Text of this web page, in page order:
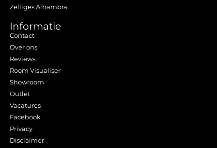
Zelliges Alhambra
Informatie
Contact
Over ons
Reviews
Room Visualiser
Showroom
Outlet
Vacatures
Facebook
Privacy
Disclaimer